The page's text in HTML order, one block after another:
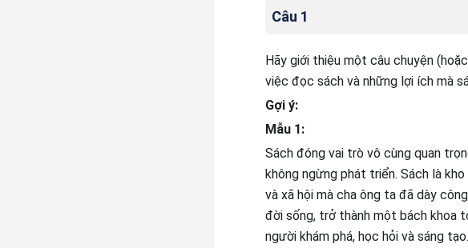
Câu 1
Hãy giới thiệu một câu chuyện
việc đọc sách và những lợi ích mà
Gợi ý:
Mẫu 1:
Sách đóng vai trò vô cùng quan
không ngừng phát triển. Sách là
và xã hội mà cha ông ta đã dày
đời sống, trở thành một bách khoa
người khám phá, học hỏi và sáng